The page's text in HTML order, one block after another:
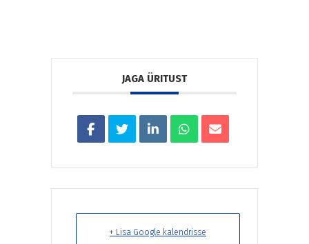
JAGA ÜRITUST
+ Lisa Google kalendrisse